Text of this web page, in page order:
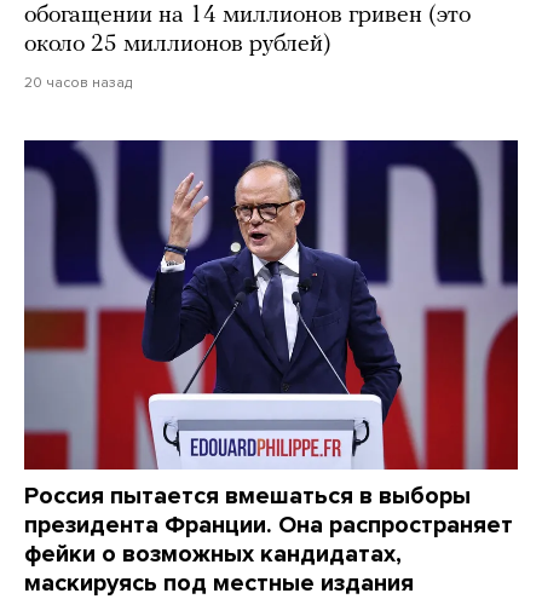
обогащении на 14 миллионов гривен (это
около 25 миллионов рублей)
20 часов назад
Россия пытается вмешаться в выборы
президента Франции. Она распространяет
фейки о возможных кандидатах,
маскируясь под местные издания